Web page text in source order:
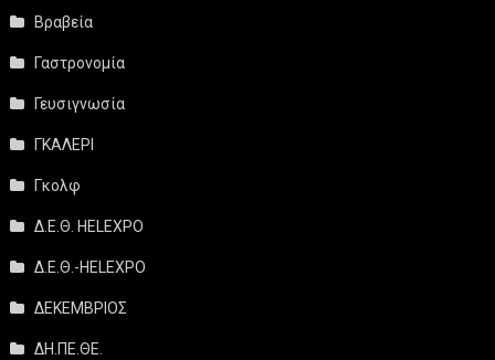
Βραβεία
Γαστρονομία
Γευσιγνωσία
ΓΚΑΛΕΡΙ
Γκολφ
Δ.Ε.Θ. HELEXPO
Δ.Ε.Θ.-HELEXPO
ΔΕΚΕΜΒΡΙΟΣ
ΔΗ.ΠΕ.ΘΕ.